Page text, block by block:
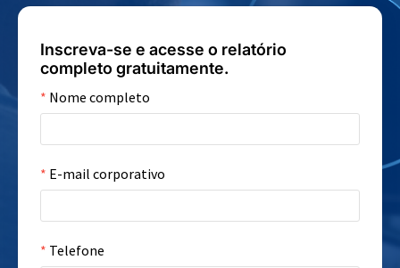
Inscreva-se e acesse o relatório
completo gratuitamente.